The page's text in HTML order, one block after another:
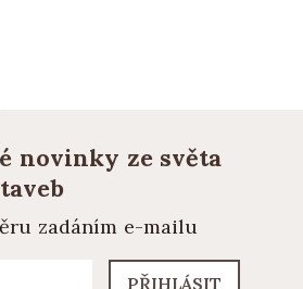
novinky ze světa
zadáním e-mailu
PŘIHLÁSIT